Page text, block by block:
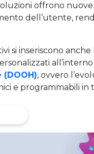
offrono
dell’utente,
si inseriscono anche
, ovvero
e programmabili in